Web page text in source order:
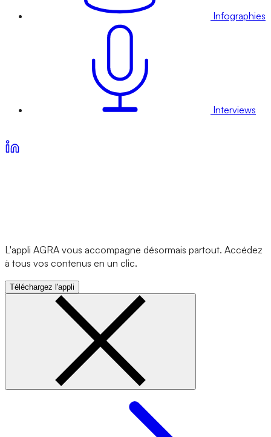
Infographies
Interviews
L'appli AGRA vous accompagne désormais partout. Accédez
à tous vos contenus en un clic.
Téléchargez l'appli